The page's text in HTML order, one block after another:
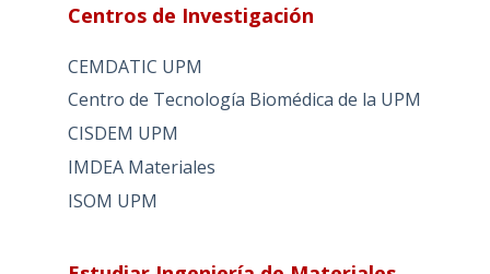
Centros de Investigación
CEMDATIC UPM
Centro de Tecnología Biomédica de la UPM
CISDEM UPM
IMDEA Materiales
ISOM UPM